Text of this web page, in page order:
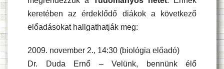
keretében az érdeklődő diákok a következő
előadásokat hallgathatják meg:
2009. november 2., 14:30 (biológia előadó)
Dr. Duda Ernő – Velünk, bennünk élő